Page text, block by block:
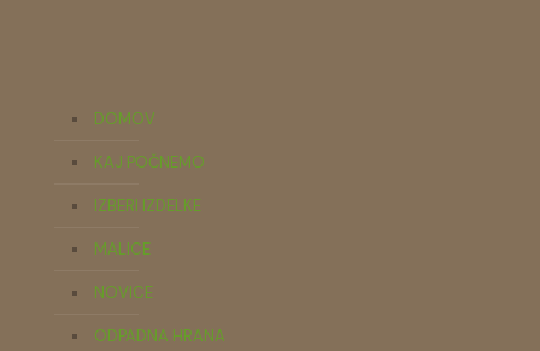
DOMOV
KAJ POČNEMO
IZBERI IZDELKE
MALICE
NOVICE
ODPADNA HRANA